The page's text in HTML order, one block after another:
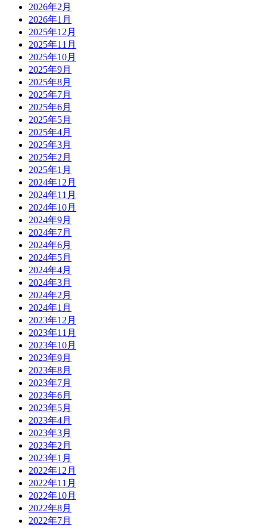
2026年2月
2026年1月
2025年12月
2025年11月
2025年10月
2025年9月
2025年8月
2025年7月
2025年6月
2025年5月
2025年4月
2025年3月
2025年2月
2025年1月
2024年12月
2024年11月
2024年10月
2024年9月
2024年7月
2024年6月
2024年5月
2024年4月
2024年3月
2024年2月
2024年1月
2023年12月
2023年11月
2023年10月
2023年9月
2023年8月
2023年7月
2023年6月
2023年5月
2023年4月
2023年3月
2023年2月
2023年1月
2022年12月
2022年11月
2022年10月
2022年8月
2022年7月